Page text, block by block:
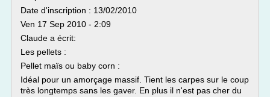
Date d'inscription : 13/02/2010
Ven 17 Sep 2010 - 2:09
Claude a écrit:
Les pellets :
Pellet maïs ou baby corn :
Idéal pour un amorçage massif. Tient les carpes sur le coup
très longtemps sans les gaver. En plus il n'est pas cher du